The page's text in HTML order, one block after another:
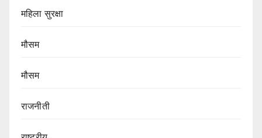
महिला सुरक्षा
मौसम
मौसम
राजनीती